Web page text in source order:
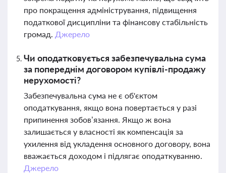
про покращення адміністрування, підвищення
податкової дисципліни та фінансову стабільність
громад. Джерело
Чи оподатковується забезпечувальна сума
за попереднім договором купівлі-продажу
нерухомості?
Забезпечувальна сума не є об'єктом
оподаткування, якщо вона повертається у разі
припинення зобов’язання. Якщо ж вона
залишається у власності як компенсація за
ухилення від укладення основного договору, вона
вважається доходом і підлягає оподаткуванню.
Джерело